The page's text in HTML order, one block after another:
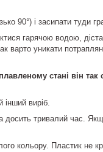
90°) і засипати туди
гарячою водою,
варто уникати
стані він
виріб.
досить тривалий час.
кольору. Пластик не